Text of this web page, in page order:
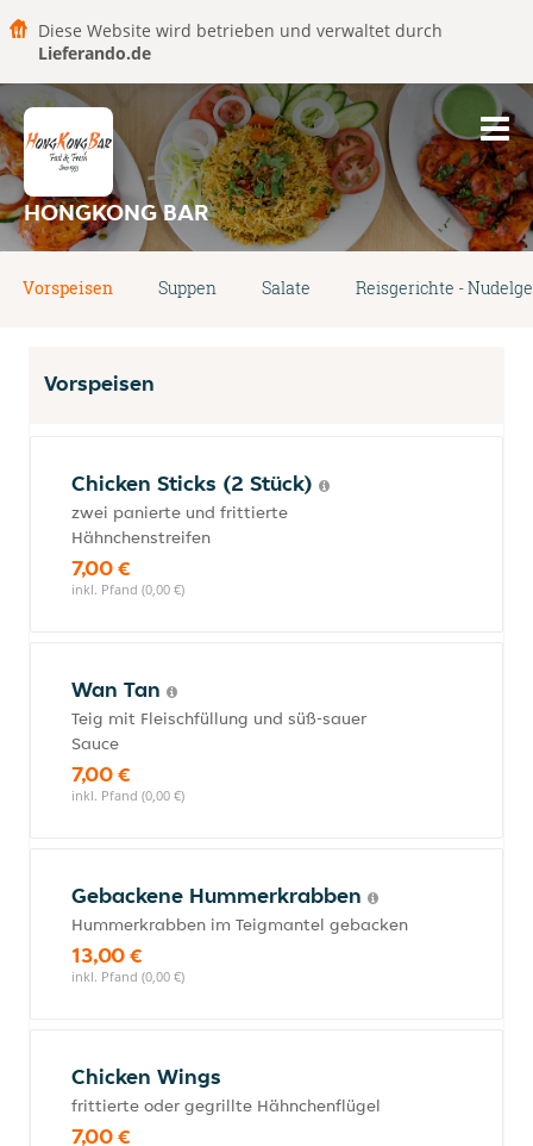
Diese Website wird betrieben und verwaltet durch
Lieferando.de
HONGKONG BAR
Vorspeisen Suppen Salate Reisgerichte -
Vorspeisen
Chicken Sticks (2 Stück)
zwei panierte und frittierte
Hähnchenstreifen
7,00 €
inkl. Pfand (0,00 €)
Wan Tan
Teig mit Fleischfüllung und süß-sauer
Sauce
7,00 €
inkl. Pfand (0,00 €)
Gebackene Hummerkrabben
Hummerkrabben im Teigmantel gebacken
13,00 €
inkl. Pfand (0,00 €)
Chicken Wings
frittierte oder gegrillte Hähnchenflügel
7,00 €